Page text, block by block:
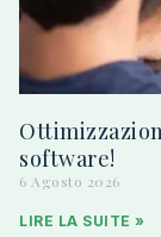
software!
6 Agosto 2026
LIRE LA SUITE »